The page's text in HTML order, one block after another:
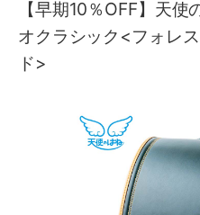
【早期10％OFF】天
オクラシック<フォレ
ド>